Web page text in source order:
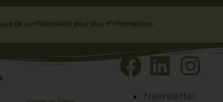
de confidentialité pour plus d’informations.
Newsletter